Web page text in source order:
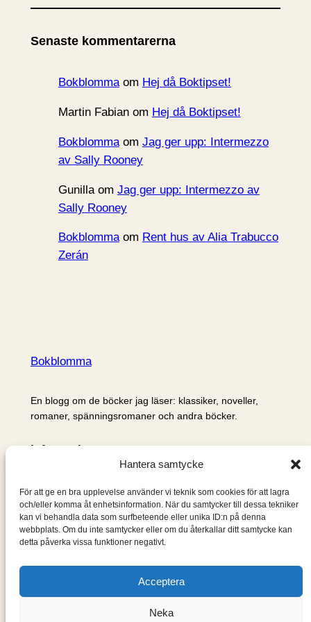
Hantera samtycke
För att ge en bra upplevelse använder vi teknik som cookies för att lagra
och/eller komma åt enhetsinformation. När du samtycker till dessa tekniker
kan vi behandla data som surfbeteende eller unika ID:n på denna
webbplats. Om du inte samtycker eller om du återkallar ditt samtycke kan
detta påverka vissa funktioner negativt.
Acceptera
Neka
k
v
Senaste kommentarerna
Bokblommaom Hej då Boktipset!
Martin Fabianom Hej då Boktipset!
Bokblommaom Jag ger upp: Intermezzo
av Sally Rooney
Gunillaom Jag ger upp: Intermezzo av
Sally Rooney
Bokblommaom Rent hus av Alia Trabucco
Zerán
Bokblomma
En blogg om de böcker jag läser: klassiker, noveller,
romaner, spänningsromaner och andra böcker.
Information
Om mig & om bloggen
S
ö
k